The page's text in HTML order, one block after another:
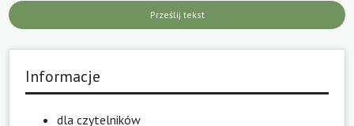
Prześlij tekst
Informacje
dla czytelników